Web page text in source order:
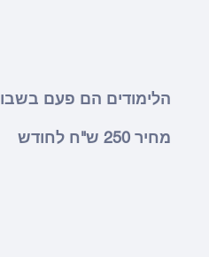
הלימודים הם פעם בשבוע 60
מחיר 250 ש"ח לחודש